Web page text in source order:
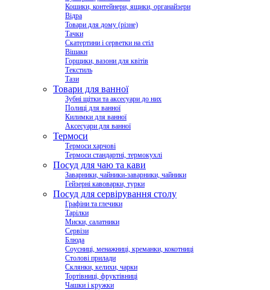
Кошики, контейнери, ящики, органайзери
Відра
Товари для дому (різне)
Тачки
Скатертини і серветки на стіл
Вішаки
Горщики, вазони для квітів
Текстиль
Тази
Товари для ванної
Зубні щітки та аксесуари до них
Полиці для ванної
Килимки для ванної
Аксесуари для ванної
Термоси
Термоси харчові
Термоси стандартні, термокухлі
Посуд для чаю та кави
Заварники, чайники-заварники, чайники
Гейзерні кавоварки, турки
Посуд для сервірування столу
Графіни та глечики
Тарілки
Миски, салатники
Сервізи
Блюда
Соусниці, менажниці, креманки, кокотниці
Столові прилади
Склянки, келихи, чарки
Тортівниці, фруктівниці
Чашки і кружки